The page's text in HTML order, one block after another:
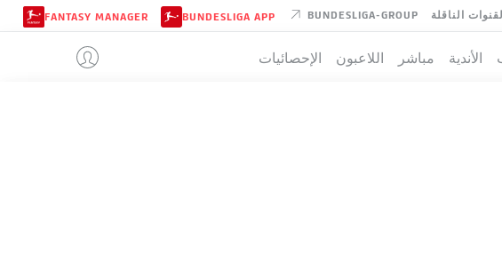
الناقلة BUNDESLIGA-GROUP
BUNDESLIGA APP
FANTASY MANAGER
الأندية مباشر اللاعبون الإحصائيات